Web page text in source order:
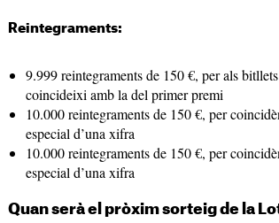
Reintegraments:
9.999 reintegraments de 150 €, per als
coincideixi amb la del primer premi
10.000 reintegraments de 150 €, per
especial d’una xifra
10.000 reintegraments de 150 €, per
especial d’una xifra
Quan serà el pròxim sorteig de la